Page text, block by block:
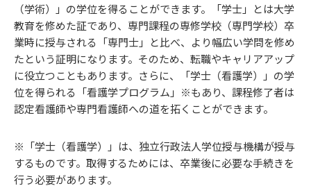
（学術）」の学位を得ることができます。「学士」とは大学
教育を修めた証であり、専門課程の専修学校（専門学校）卒
業時に授与される「専門士」と比べ、より幅広い学問を修め
たという証明になります。そのため、転職やキャリアアップ
に役立つこともあります。さらに、「学士（看護学）」の学
位を得られる「看護学プログラム」※もあり、課程修了者は
認定看護師や専門看護師への道を拓くことができます。
※「学士（看護学）」は、独立行政法人学位授与機構が授与
するものです。取得するためには、卒業後に必要な手続きを
行う必要があります。